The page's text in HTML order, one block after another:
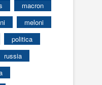
macron
meloni
politica
russia